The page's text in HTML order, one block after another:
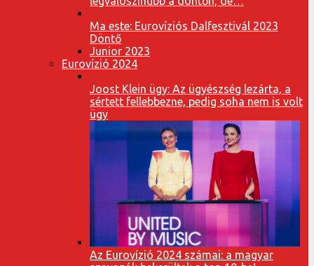
Ma este: Eurovíziós Dalfesztivál 2023
Döntő
Junior 2023
Eurovízió 2024
Joost Klein ügy: Az ügyészség lezárta, a
sértett fellebbezne, pedig soha nem is volt
ügy
Az Eurovízió 2024 számai: a magyar